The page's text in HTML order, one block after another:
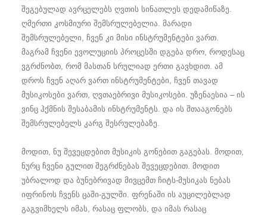
შეგებულად ავრცელებს ღვთის სინათლეს დედამიწაზე.
ღმერთი კოსმიური შემსრულებელია. მარადი
შემსრულებელი, ჩვენ კი მისი ინსტრუმენტები ვართ.
მაგრამ ჩვენი ევოლუციის პროცესში დგება დრო, როდესაც
ვგრძნობთ, რომ მასთან სრულიად ერთი გავხდით. ამ
დროს ჩვენ აღარ ვართ ინსტრუმენტები, ჩვენ თავად
მუსიკოსები ვართ, ღვთაებრივი მუსიკოსები. უზენაესია – ის
ვინც ჰქმნის შესაბამის ინსტრუმენტს. და ის შთააგონებს
შემსრულებელს კარგ შესრულებაზე.
მოდით, ნუ შევეცდებით მუსიკის გონებით გაგებას. მოდით,
ნურც ჩვენი გულით შეგრძნებას შევეცდებით. მოდით
უბრალოდ და ბუნებრივად მივცემთ ჩიტს-მუსიკას ნებას
იფრინოს ჩვენს ცაში-გულში. ფრენაში ის აუცილებლად
გაგვიმხელს იმას, რასაც ფლობს, და იმას რასაც